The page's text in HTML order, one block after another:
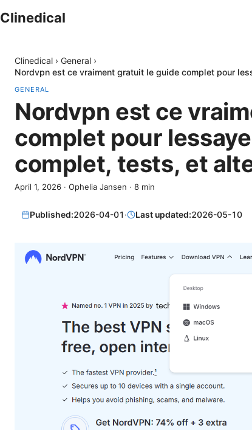
Clinedical
Clinedical › General ›
Nordvpn est ce vraiment gratuit le guide complet pour
GENERAL
Nordvpn est ce
complet pour
complet, tests, et
April 1, 2026 · Ophelia Jansen · 8 min
Published:2026-04-01· Last updated:2026-05-10